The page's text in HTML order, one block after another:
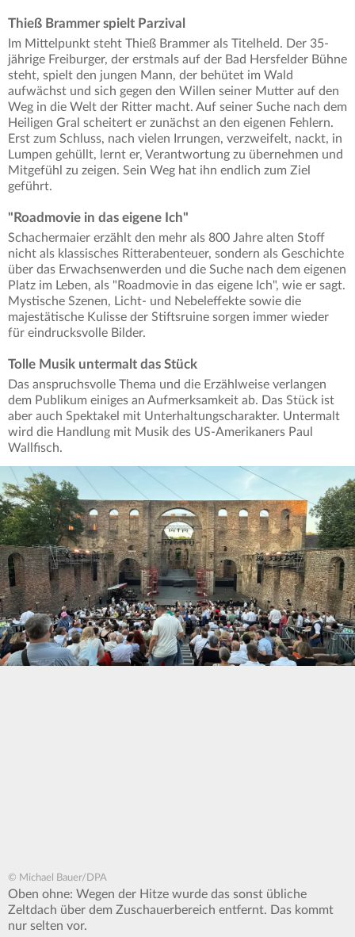
Thieß Brammer spielt Parzival
Im Mittelpunkt steht Thieß Brammer als Titelheld. Der 35-
jährige Freiburger, der erstmals auf der Bad Hersfelder Bühne
steht, spielt den jungen Mann, der behütet im Wald
aufwächst und sich gegen den Willen seiner Mutter auf den
Weg in die Welt der Ritter macht. Auf seiner Suche nach dem
Heiligen Gral scheitert er zunächst an den eigenen Fehlern.
Erst zum Schluss, nach vielen Irrungen, verzweifelt, nackt, in
Lumpen gehüllt, lernt er, Verantwortung zu übernehmen und
Mitgefühl zu zeigen. Sein Weg hat ihn endlich zum Ziel
geführt.
"Roadmovie in das eigene Ich"
Schachermaier erzählt den mehr als 800 Jahre alten Stoff
nicht als klassisches Ritterabenteuer, sondern als Geschichte
über das Erwachsenwerden und die Suche nach dem eigenen
Platz im Leben, als "Roadmovie in das eigene Ich", wie er sagt.
Mystische Szenen, Licht- und Nebeleffekte sowie die
majestätische Kulisse der Stiftsruine sorgen immer wieder
für eindrucksvolle Bilder.
Tolle Musik untermalt das Stück
Das anspruchsvolle Thema und die Erzählweise verlangen
dem Publikum einiges an Aufmerksamkeit ab. Das Stück ist
aber auch Spektakel mit Unterhaltungscharakter. Untermalt
wird die Handlung mit Musik des US-Amerikaners Paul
Wallfisch.
© Michael Bauer/DPA
Oben ohne: Wegen der Hitze wurde das sonst übliche
Zeltdach über dem Zuschauerbereich entfernt. Das kommt
nur selten vor.